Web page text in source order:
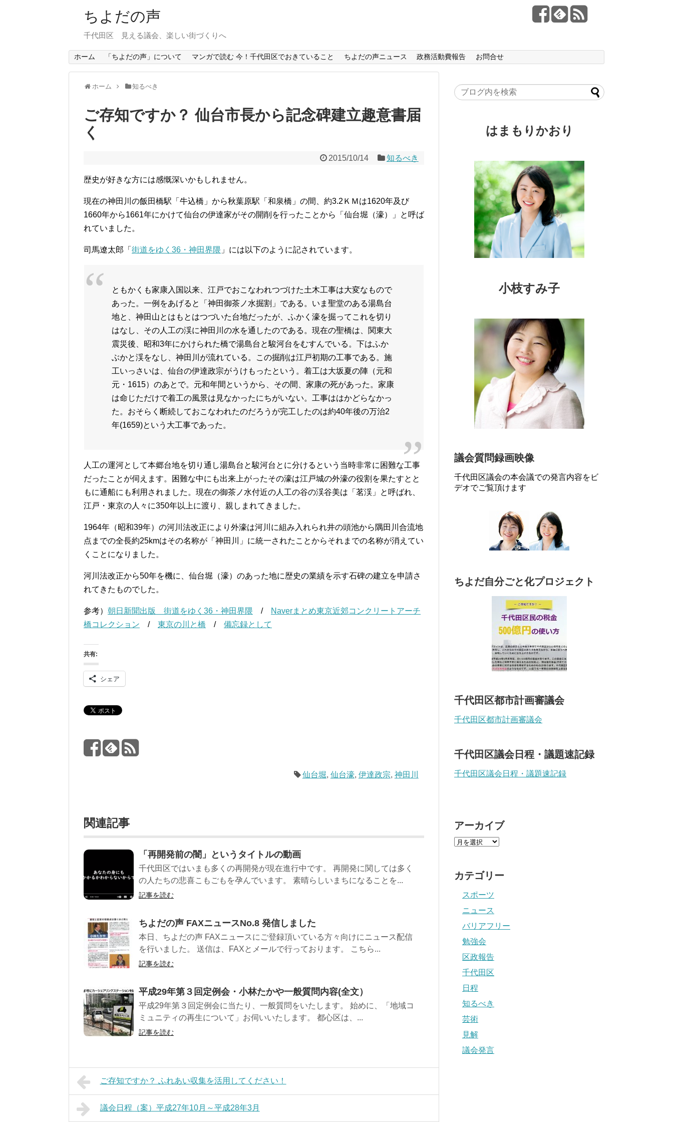
ちよだの声
千代田区 見える議会、楽しい街づくりへ
ホーム 「ちよだの声」について マンガで読む 今！千代田区でおきていること ちよだの声ニュース 政務活動費報告 お問合せ
ホーム 知るべき
ご存知ですか？ 仙台市長から記念碑建立趣意書届
く
2015/10/14 知るべき
歴史が好きな方には感慨深いかもしれません。
現在の神田川の飯田橋駅「牛込橋」から秋葉原駅「和泉橋」の間、約3.2ＫＭは1620年及び
1660年から1661年にかけて仙台の伊達家がその開削を行ったことから「仙台堀（濠）」と呼ば
れていました。
司馬遼太郎「 街道をゆく36・神田界隈 」には以下のように記されています。
ともかくも家康入国以来、江戸でおこなわれつづけた土木工事は大変なもので
あった。一例をあげると「神田御茶ノ水掘割」である。いま聖堂のある湯島台
地と、神田山とはもとはつづいた台地だったが、ふかく濠を掘ってこれを切り
はなし、その人工の渓に神田川の水を通したのである。現在の聖橋は、関東大
震災後、昭和3年にかけられた橋で湯島台と駿河台をむすんでいる。下はふか
ぶかと渓をなし、神田川が流れている。この掘削は江戸初期の工事である。施
工いっさいは、仙台の伊達政宗がうけもったという。着工は大坂夏の陣（元和
元・1615）のあとで。元和年間というから、その間、家康の死があった。家康
は命じただけで着工の風景は見なかったにちがいない。工事ははかどらなかっ
た。おそらく断続しておこなわれたのだろうが完工したのは約40年後の万治2
年(1659)という大工事であった。
人工の運河として本郷台地を切り通し湯島台と駿河台とに分けるという当時非常に困難な工事
だったことが伺えます。困難な中にも出来上がったその濠は江戸城の外濠の役割を果たすとと
もに通船にも利用されました。現在の御茶ノ水付近の人工の谷の渓谷美は「茗渓」と呼ばれ、
江戸・東京の人々に350年以上に渡り、親しまれてきました。
1964年（昭和39年）の河川法改正により外濠は河川に組み入れられ井の頭池から隅田川合流地
点までの全長約25kmはその名称が「神田川」に統一されたことからそれまでの名称が消えてい
くことになりました。
河川法改正から50年を機に、仙台堀（濠）のあった地に歴史の業績を示す石碑の建立を申請さ
れてきたものでした。
参考） 朝日新聞出版 街道をゆく36・神田界隈 /
Naverまとめ東京近郊コンクリートアーチ
橋コレクション / 東京の川と橋 / 備忘録として
共有:
シェア
仙台堀, 仙台濠, 伊達政宗, 神田川
関連記事
「再開発前の闇」というタイトルの動画
千代田区ではいまも多くの再開発が現在進行中です。 再開発に関しては多く
の人たちの悲喜こもごもを孕んでいます。 素晴らしいまちになることを...
記事を読む
ちよだの声 FAXニュースNo.8 発信しました
本日、ちよだの声 FAXニュースにご登録頂いている方々向けにニュース配信
を行いました。 送信は、FAXとメールで行っております。 こちら...
記事を読む
平成29年第３回定例会・小林たかや一般質問内容(全文）
平成29年第３回定例会に当たり、一般質問をいたします。 始めに、「地域コ
ミュニティの再生について」お伺いいたします。 都心区は、...
記事を読む
ご存知ですか？ ふれあい収集を活用してください！
議会日程（案）平成27年10月～平成28年3月
はまもりかおり
小枝すみ子
議会質問録画映像
千代田区議会の本会議での発言内容をビ
デオでご覧頂けます
ちよだ自分ごと化プロジェクト
千代田区都市計画審議会
千代田区都市計画審議会
千代田区議会日程・議題速記録
千代田区議会日程・議題速記録
アーカイブ
カテゴリー
スポーツ
ニュース
バリアフリー
勉強会
区政報告
千代田区
日程
知るべき
芸術
見解
議会発言